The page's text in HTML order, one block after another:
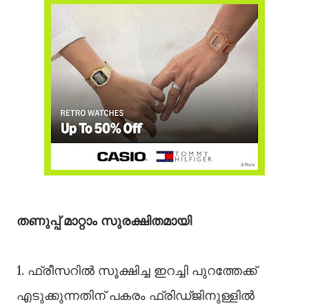
തണുപ്പ് മാറ്റാം സുരക്ഷിതമായി
1. ഫ്രീസറില്‍ സൂക്ഷിച്ച ഇറച്ചി പുറത്തേക്ക്
എടുക്കുന്നതിന് പകരം ഫ്രിഡ്ജിനുള്ളില്‍